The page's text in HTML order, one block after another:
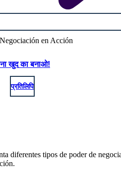
खुद का बनाओ!
प्रतिलिपि
diferentes tipos de poder de